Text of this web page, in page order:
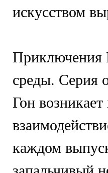
искусством
Приключения
среды. Серия
Гон
каждом